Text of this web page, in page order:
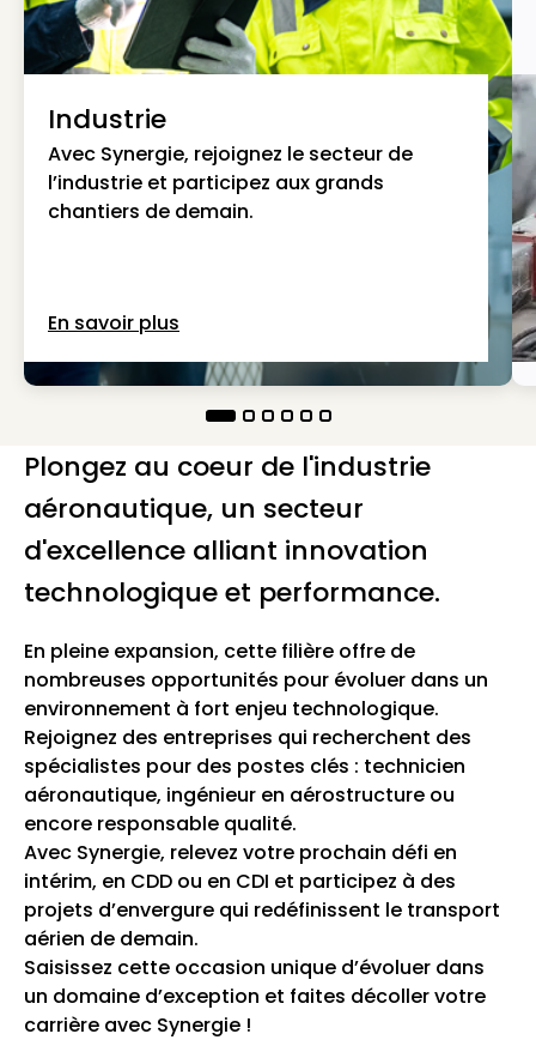
Industrie
Avec Synergie, rejoignez le secteur de
l’industrie et participez aux grands
chantiers de demain.
En savoir plus
Plongez au coeur de l'industrie
aéronautique, un secteur
d'excellence alliant innovation
technologique et performance.
En pleine expansion, cette filière offre de
nombreuses opportunités pour évoluer dans un
environnement à fort enjeu technologique.
Rejoignez des entreprises qui recherchent des
spécialistes pour des postes clés : technicien
aéronautique, ingénieur en aérostructure ou
encore responsable qualité.
Avec Synergie, relevez votre prochain défi en
intérim, en CDD ou en CDI et participez à des
projets d’envergure qui redéfinissent le transport
aérien de demain.
Saisissez cette occasion unique d’évoluer dans
un domaine d’exception et faites décoller votre
carrière avec Synergie !